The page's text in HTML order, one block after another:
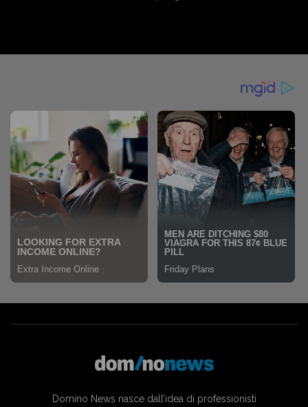
Domino News nasce dall’idea di professionisti